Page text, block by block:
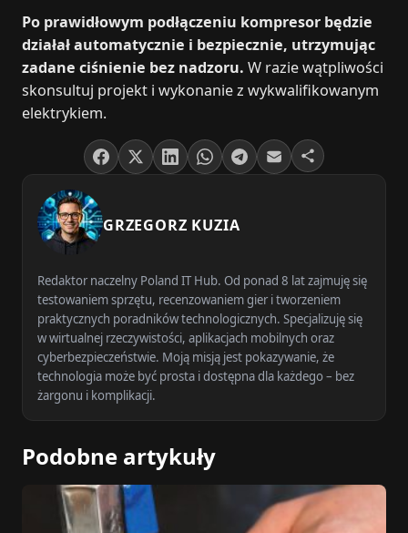
Po prawidłowym podłączeniu kompresor będzie
działał automatycznie i bezpiecznie, utrzymując
zadane ciśnienie bez nadzoru. W razie wątpliwości
skonsultuj projekt i wykonanie z wykwalifikowanym
elektrykiem.
GRZEGORZ KUZIA
Redaktor naczelny Poland IT Hub. Od ponad 8 lat zajmuję się
testowaniem sprzętu, recenzowaniem gier i tworzeniem
praktycznych poradników technologicznych. Specjalizuję się
w wirtualnej rzeczywistości, aplikacjach mobilnych oraz
cyberbezpieczeństwie. Moją misją jest pokazywanie, że
technologia może być prosta i dostępna dla każdego – bez
żargonu i komplikacji.
Podobne artykuły